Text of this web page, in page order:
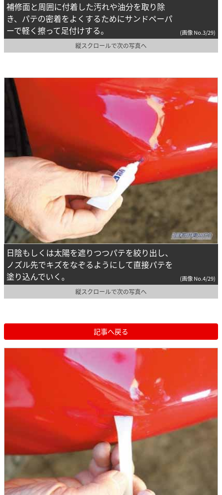
補修面と周囲に付着した汚れや油分を取り除
き、パテの密着をよくするためにサンドペーパ
ーで軽く擦って足付けする。
(画像 No.3/29)
縦スクロールで次の写真へ
日陰もしくは太陽を遮りつつパテを絞り出し、
ノズル先でキズをなぞるようにして直接パテを
塗り込んでいく。
(画像 No.4/29)
縦スクロールで次の写真へ
記事へ戻る